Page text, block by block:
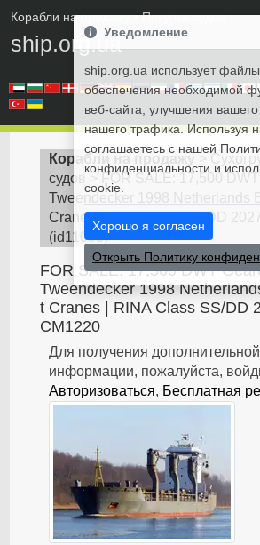
Корабли на продажу• Покупка судов
ship.org.ua
Корабли на продажу
судов
FOR SALE: 17,500
Tweendecker 1998 Netherlands
Cranes | RINA Class SS/DD
(id11095)
FOR SALE: 17,500 DWT
Tweendecker 1998
t Cranes | RINA Class SS/DD
CM1220
Для получения дополнительной
информации, пожалуйста,
Авторизоваться, Бесплатная
Уведомление
ship.org.ua использует
обеспечения необходимой
веб-сайта, улучшения
нашего трафика. Используя
соглашаетесь с нашей
конфиденциальности и
cookie.
Хорошо я согласен
Открыть Политику